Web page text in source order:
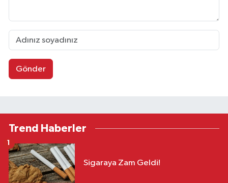
Gönder
Trend Haberler
Sigaraya Zam Geldi!
1